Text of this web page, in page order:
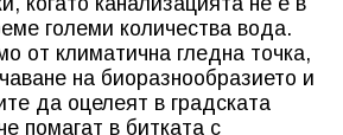
големи количества вода.
от климатична гледна точка,
на биоразнообразието и
да оцелеят в градската
помагат в битката с